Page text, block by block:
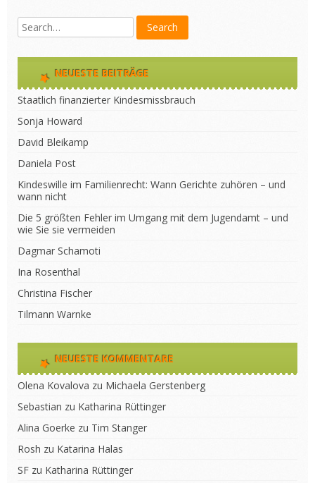
NEUESTE BEITRÄGE
Staatlich finanzierter Kindesmissbrauch
Sonja Howard
David Bleikamp
Daniela Post
Kindeswille im Familienrecht: Wann Gerichte zuhören – und
wann nicht
Die 5 größten Fehler im Umgang mit dem Jugendamt – und
wie Sie sie vermeiden
Dagmar Schamoti
Ina Rosenthal
Christina Fischer
Tilmann Warnke
NEUESTE KOMMENTARE
Olena Kovalova zu Michaela Gerstenberg
Sebastian zu Katharina Rüttinger
Alina Goerke zu Tim Stanger
Rosh zu Katarina Halas
SF zu Katharina Rüttinger